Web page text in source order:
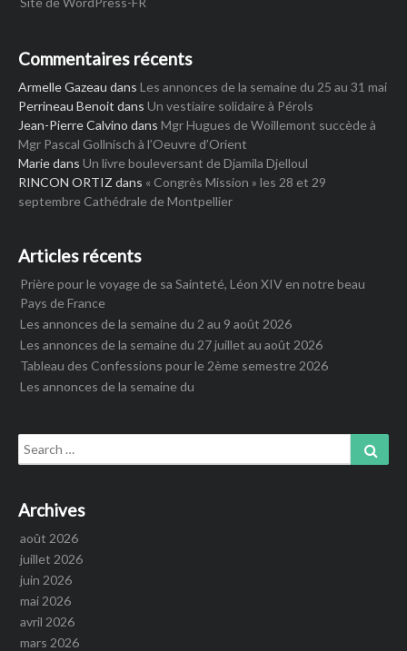
Commentaires récents
Armelle Gazeau dans Les annonces de la semaine du 25 au 31 mai
Perrineau Benoit dans Un vestiaire solidaire à Pérols
Jean-Pierre Calvino dans Mgr Hugues de Woillemont succède à
Mgr Pascal Gollnisch à l’Oeuvre d’Orient
Mariedans Un livre bouleversant de Djamila Djelloul
RINCON ORTIZ dans « Congrès Mission » les 28 et 29
septembre Cathédrale de Montpellier
Articles récents
Prière pour le voyage de sa Sainteté, Léon XIV en notre beau
Pays de France
Les annonces de la semaine du 2 au 9 août 2026
Les annonces de la semaine du 27 juillet au août 2026
Tableau des Confessions pour le 2ème semestre 2026
Les annonces de la semaine du
Search
for:
Archives
août 2026
juillet 2026
juin 2026
mai 2026
avril 2026
mars 2026